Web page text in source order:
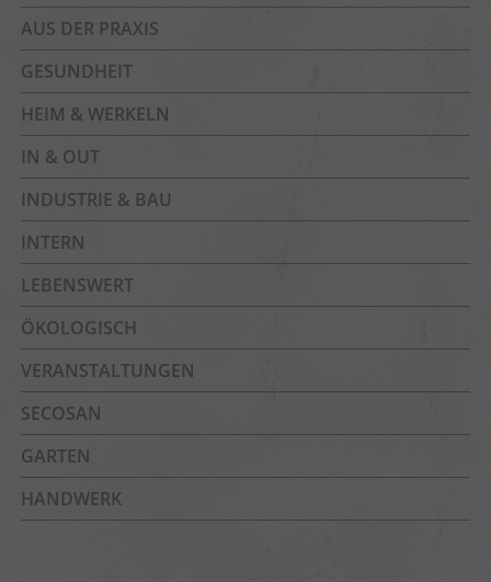
AUS DER PRAXIS
GESUNDHEIT
HEIM & WERKELN
IN & OUT
INDUSTRIE & BAU
INTERN
LEBENSWERT
ÖKOLOGISCH
VERANSTALTUNGEN
SECOSAN
GARTEN
HANDWERK